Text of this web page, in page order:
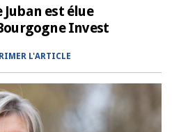
Juban est élue
Invest
L'ARTICLE